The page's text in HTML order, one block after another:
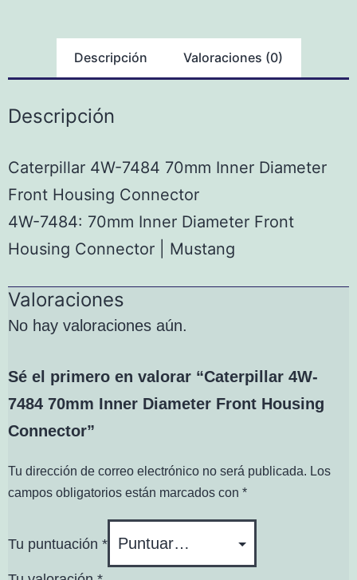
Descripción Valoraciones (0)
Descripción
Caterpillar 4W-7484 70mm Inner Diameter
Front Housing Connector
4W-7484: 70mm Inner Diameter Front
Housing Connector | Mustang
Valoraciones
No hay valoraciones aún.
Sé el primero en valorar “Caterpillar 4W-
7484 70mm Inner Diameter Front Housing
Connector”
Tu dirección de correo electrónico no será publicada. Los
campos obligatorios están marcados con *
Tu puntuación *